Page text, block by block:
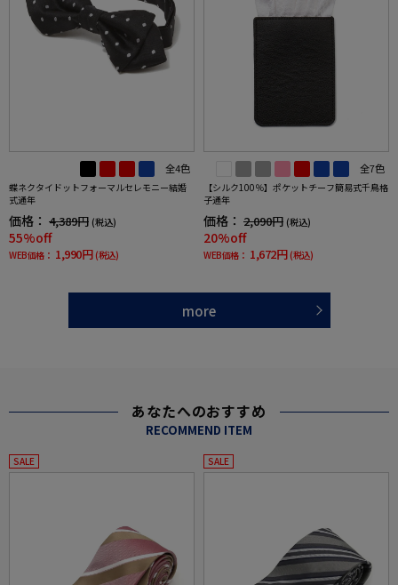
全4色
蝶ネクタイドットフォーマルセレモニー結婚
式通年
価格： 4,389円 (税込)
55%off
WEB価格： 1,990円 (税込)
全7色
【シルク100％】ポケットチーフ簡易式千鳥格
子通年
価格： 2,090円 (税込)
20%off
WEB価格： 1,672円 (税込)
more
あなたへのおすすめ
RECOMMEND ITEM
SALE SALE